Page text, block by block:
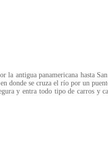
antigua panamericana hasta
se cruza el río por un
y entra todo tipo de carros y